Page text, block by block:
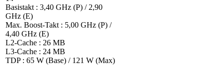
Basistakt : 3,40 GHz (P) / 2,90
GHz (E)
Max. Boost-Takt : 5,00 GHz (P) /
4,40 GHz (E)
L2-Cache : 26 MB
L3-Cache : 24 MB
TDP : 65 W (Base) / 121 W (Max)